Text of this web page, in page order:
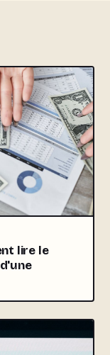
lire le